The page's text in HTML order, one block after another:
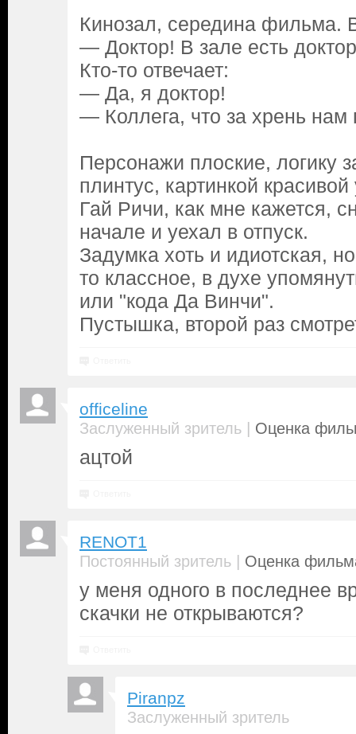
Кинозал, середина фильма.
— Доктор! В зале есть
Кто-то отвечает:
— Да, я доктор!
— Коллега, что за хрень нам
Персонажи плоские, логику
плинтус, картинкой
Гай Ричи, как мне кажется,
начале и уехал в отпуск.
Задумка хоть и идиотская,
то классное, в духе
или "кода Да Винчи".
Пустышка, второй раз
officeline
Заслуженный зритель | Оценка
ацтой
RENOT1
Постоянный зритель | Оценка
у меня одного в последнее
скачки не открываются?
Piranpz
Заслуженный зритель